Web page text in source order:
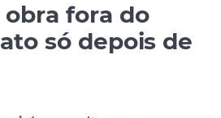
fora do
só depois de